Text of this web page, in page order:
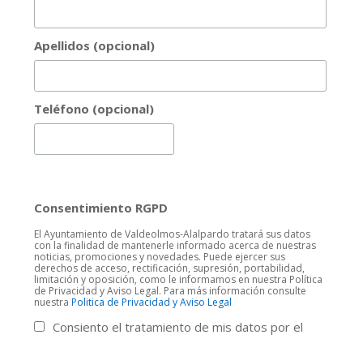
Apellidos (opcional)
Teléfono (opcional)
Consentimiento RGPD
El Ayuntamiento de Valdeolmos-Alalpardo tratará sus datos
con la finalidad de mantenerle informado acerca de nuestras
noticias, promociones y novedades. Puede ejercer sus
derechos de acceso, rectificación, supresión, portabilidad,
limitación y oposición, como le informamos en nuestra Política
de Privacidad y Aviso Legal. Para más información consulte
nuestra Politica de Privacidad y Aviso Legal
Consiento el tratamiento de mis datos por el